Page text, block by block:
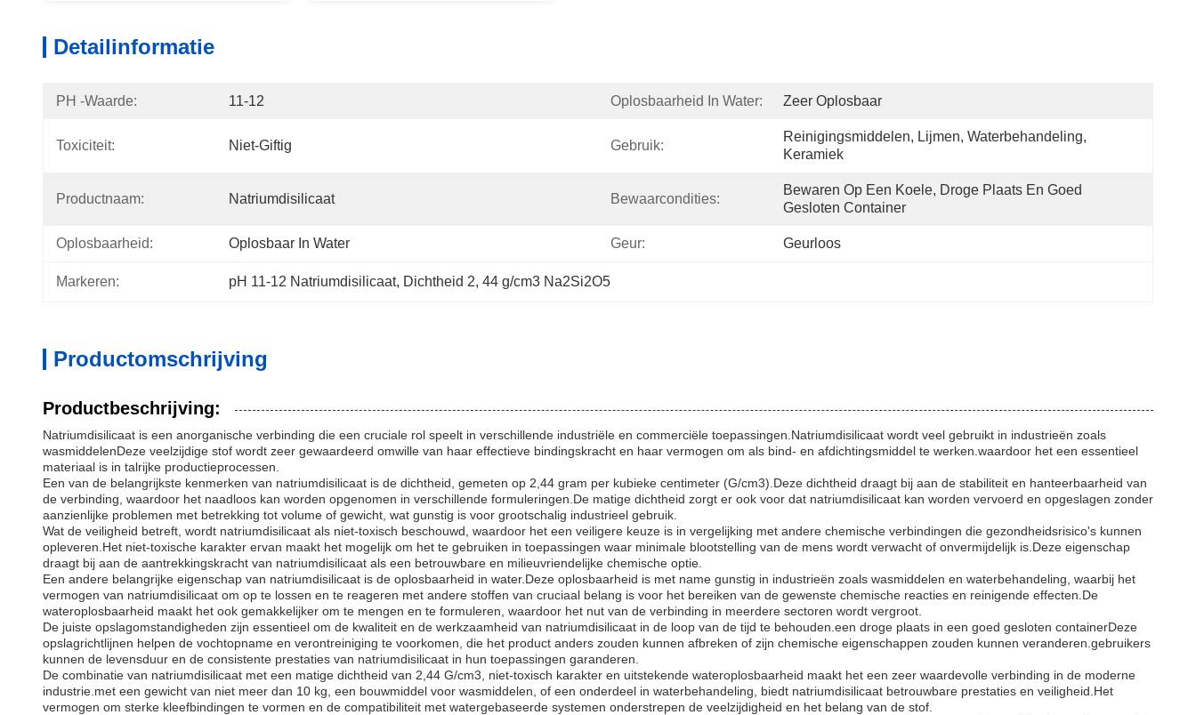
Detailinformatie
PH -waarde: 11-12 Oplosbaarheid In Water: Zeer Oplosbaar
Toxiciteit: Niet-Giftig Gebruik:
Reinigingsmiddelen, Lijmen, Waterbehandeling,
Keramiek
Productnaam: Natriumdisilicaat Bewaarcondities:
Bewaren Op Een Koele, Droge Plaats En Goed
Gesloten Container
Oplosbaarheid: Oplosbaar In Water Geur: Geurloos
Markeren: pH 11-12 Natriumdisilicaat, Dichtheid 2, 44 g/cm3 Na2Si2O5
Productomschrijving
Productbeschrijving:
Natriumdisilicaat is een anorganische verbinding die een cruciale rol speelt in verschillende industriële en commerciële toepassingen.Natriumdisilicaat wordt veel gebruikt in industrieën zoals
wasmiddelenDeze veelzijdige stof wordt zeer gewaardeerd omwille van haar effectieve bindingskracht en haar vermogen om als bind- en afdichtingsmiddel te werken.waardoor het een essentieel
materiaal is in talrijke productieprocessen.
Een van de belangrijkste kenmerken van natriumdisilicaat is de dichtheid, gemeten op 2,44 gram per kubieke centimeter (G/cm3).Deze dichtheid draagt bij aan de stabiliteit en hanteerbaarheid van
de verbinding, waardoor het naadloos kan worden opgenomen in verschillende formuleringen.De matige dichtheid zorgt er ook voor dat natriumdisilicaat kan worden vervoerd en opgeslagen zonder
aanzienlijke problemen met betrekking tot volume of gewicht, wat gunstig is voor grootschalig industrieel gebruik.
Wat de veiligheid betreft, wordt natriumdisilicaat als niet-toxisch beschouwd, waardoor het een veiligere keuze is in vergelijking met andere chemische verbindingen die gezondheidsrisico's kunnen
opleveren.Het niet-toxische karakter ervan maakt het mogelijk om het te gebruiken in toepassingen waar minimale blootstelling van de mens wordt verwacht of onvermijdelijk is.Deze eigenschap
draagt bij aan de aantrekkingskracht van natriumdisilicaat als een betrouwbare en milieuvriendelijke chemische optie.
Een andere belangrijke eigenschap van natriumdisilicaat is de oplosbaarheid in water.Deze oplosbaarheid is met name gunstig in industrieën zoals wasmiddelen en waterbehandeling, waarbij het
vermogen van natriumdisilicaat om op te lossen en te reageren met andere stoffen van cruciaal belang is voor het bereiken van de gewenste chemische reacties en reinigende effecten.De
wateroplosbaarheid maakt het ook gemakkelijker om te mengen en te formuleren, waardoor het nut van de verbinding in meerdere sectoren wordt vergroot.
De juiste opslagomstandigheden zijn essentieel om de kwaliteit en de werkzaamheid van natriumdisilicaat in de loop van de tijd te behouden.een droge plaats in een goed gesloten containerDeze
opslagrichtlijnen helpen de vochtopname en verontreiniging te voorkomen, die het product anders zouden kunnen afbreken of zijn chemische eigenschappen zouden kunnen veranderen.gebruikers
kunnen de levensduur en de consistente prestaties van natriumdisilicaat in hun toepassingen garanderen.
De combinatie van natriumdisilicaat met een matige dichtheid van 2,44 G/cm3, niet-toxisch karakter en uitstekende wateroplosbaarheid maakt het een zeer waardevolle verbinding in de moderne
industrie.met een gewicht van niet meer dan 10 kg, een bouwmiddel voor wasmiddelen, of een onderdeel in waterbehandeling, biedt natriumdisilicaat betrouwbare prestaties en veiligheid.Het
vermogen om sterke kleefbindingen te vormen en de compatibiliteit met watergebaseerde systemen onderstrepen de veelzijdigheid en het belang van de stof.